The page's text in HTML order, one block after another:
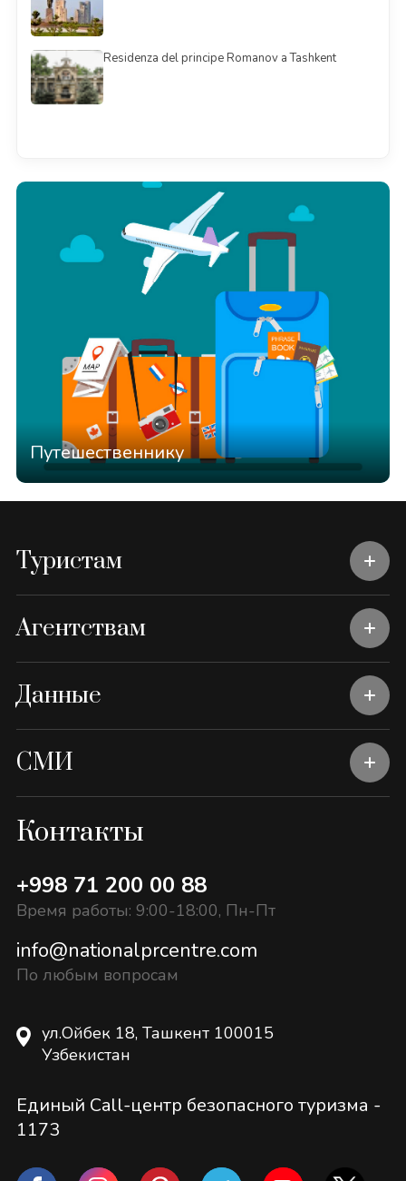
Residenza del principe Romanov a Tashkent
Путешественнику
Туристам
Агентствам
Данные
СМИ
Контакты
+998 71 200 00 88
Время работы: 9:00-18:00, Пн-Пт
info@nationalprcentre.com
По любым вопросам
ул.Ойбек 18, Ташкент 100015
Узбекистан
Единый Call-центр безопасного туризма -
1173